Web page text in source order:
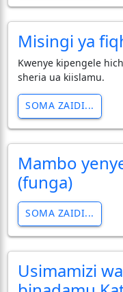
Misingi ya
Kwenye kipengele
sheria ua kiislamu.
SOMA ZAIDI...
Mambo
(funga)
SOMA ZAIDI...
Usimamizi